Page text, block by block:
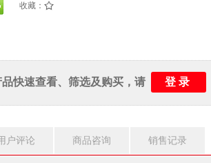
收藏： /
快速查看、筛选及购买，请 登录
户评论 商品咨询 销售记录